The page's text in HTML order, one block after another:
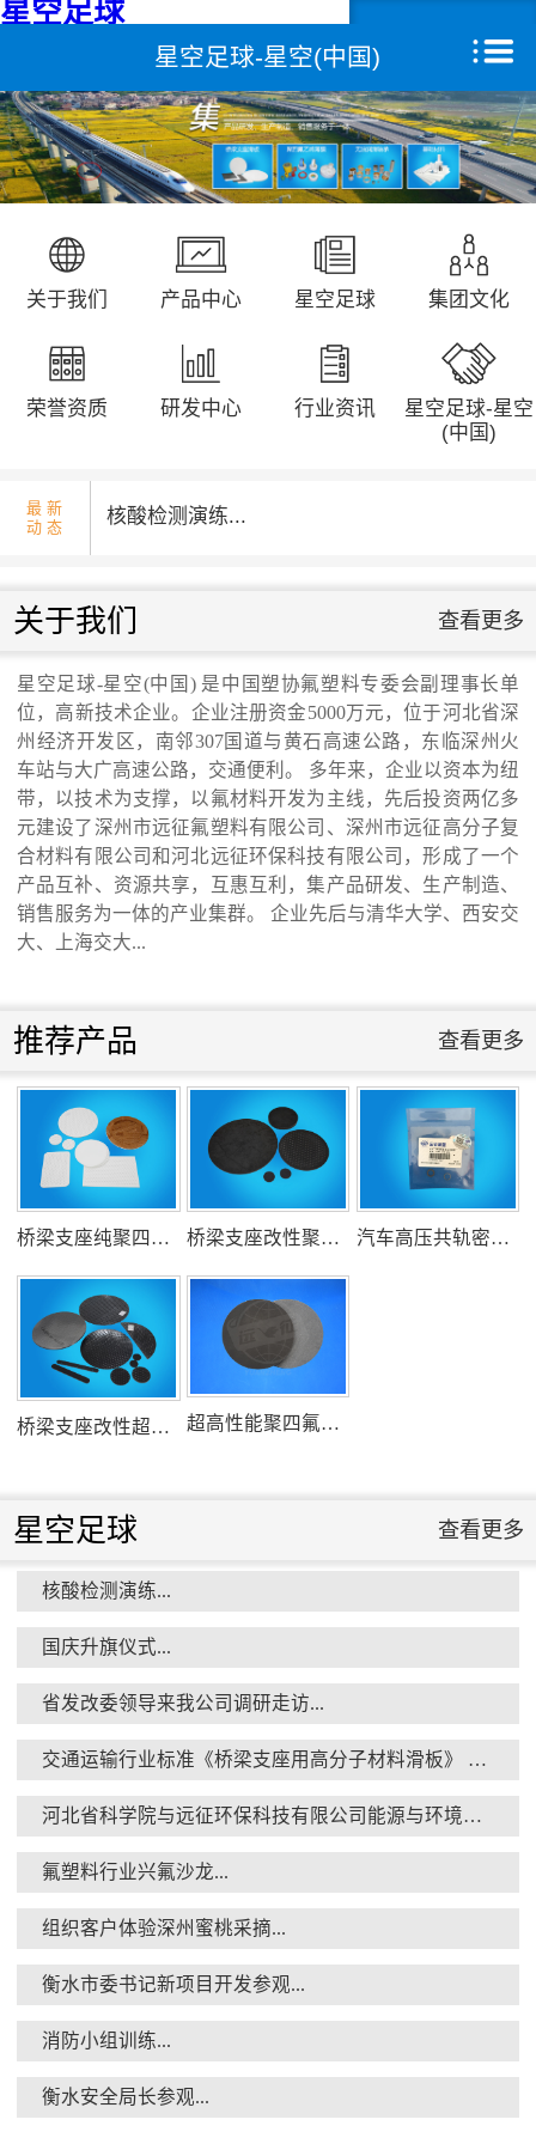
星空足球
星空足球-星空(中国)
关于我们 产品中心 星空足球 集团文化
荣誉资质 研发中心 行业资讯
星空足球-星空
(中国)
最 新
动 态
核酸检测演练...
国庆升旗仪式...
省发改委领导来我公司调研走访...
交通运输行业标准《桥梁支座用高分子材料
滑板》 送审稿审查会在京召开...
河北省科学院与远征环保科技有限公司能源
与环境新材料成果转化基地签约暨揭牌仪
氟塑料行业兴氟沙龙...
组织客户体验深州蜜桃采摘...
衡水市委书记新项目开发参观...
消防小组训练...
衡水安全局长参观...
关于我们 查看更多
星空足球-星空(中国) 是中国塑协氟塑料专委会副理事长单
位，高新技术企业。企业注册资金5000万元，位于河北省深
州经济开发区，南邻307国道与黄石高速公路，东临深州火
车站与大广高速公路，交通便利。 多年来，企业以资本为纽
带，以技术为支撑，以氟材料开发为主线，先后投资两亿多
元建设了深州市远征氟塑料有限公司、深州市远征高分子复
合材料有限公司和河北远征环保科技有限公司，形成了一个
产品互补、资源共享，互惠互利，集产品研发、生产制造、
销售服务为一体的产业集群。 企业先后与清华大学、西安交
大、上海交大...
推荐产品 查看更多
桥梁支座纯聚四氟乙烯滑板 桥梁支座改性聚四氟乙烯滑板 汽车高压共轨密封圈
桥梁支座改性超高分子量聚乙烯滑板 超高性能聚四氟乙烯滑板
星空足球 查看更多
核酸检测演练...
国庆升旗仪式...
省发改委领导来我公司调研走访...
交通运输行业标准《桥梁支座用高分子材料滑板》 送审稿审查会在京召开...
河北省科学院与远征环保科技有限公司能源与环境新材料成果转化基地签约暨揭牌仪式...
氟塑料行业兴氟沙龙...
组织客户体验深州蜜桃采摘...
衡水市委书记新项目开发参观...
消防小组训练...
衡水安全局长参观...
星空足球
关于我们
产品中心
远征研发中心
创新能力
集团文化
荣誉资质
星空足球-星空(中